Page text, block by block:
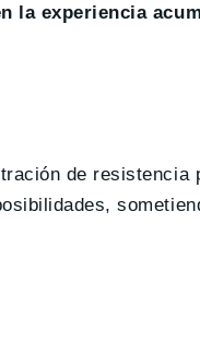
la experiencia
de resistencia